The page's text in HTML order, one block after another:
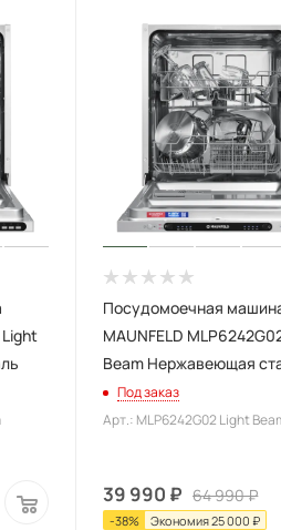
Light
Посудомоечная
MAUNFELD
Beam Нержавеющая
Под заказ
Арт.: MLP6242G02 Light
39 990 ₽ 64 990₽
-38% Экономия25 000 ₽